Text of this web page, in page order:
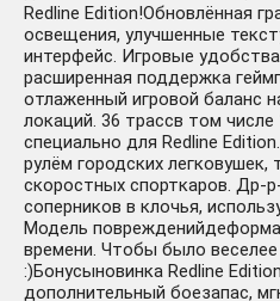
Redline Edition!Обновлённая
освещения, улучшенные
интерфейс. Игровые
расширенная поддержка
отлаженный игровой баланс
локаций. 36 трассв том
специально для Redline
рулём городских
скоростных спорткаров. Др-
соперников в клочья,
Модель
времени. Чтобы было
:)Бонусыновинка Redline
дополнительный боезапас,